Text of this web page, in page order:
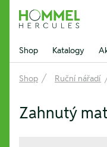
Hommel Hercules
Shop Katalogy
Shop Ruční nářadí
Zahnutý